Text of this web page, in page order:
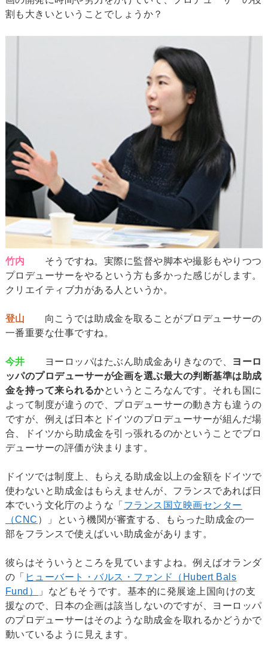
割も大きいということでしょうか？
竹内
そうですね。実際に監督や脚本や撮影もやりつつ
プロデューサーをやるという方も多かった感じがします。
クリエイティブ力がある人というか。
登山
向こうでは助成金を取ることがプロデューサーの
一番重要な仕事ですね。
今井 ヨーロッパはたぶん助成金ありきなので、 ヨーロ
ッパのプロデューサーが企画を選ぶ最大の判断基準は助成
金を持って来られるかというところなんです。それも国に
よって制度が違うので、プロデューサーの動き方も違うの
ですが、例えば日本とドイツのプロデューサーが組んだ場
合、ドイツから助成金を引っ張れるのかということでプロ
デューサーの評価が決まります。
ドイツでは制度上、もらえる助成金以上の金額をドイツで
使わないと助成金はもらえませんが、フランスであれば日
本でいう文化庁のような「 フランス国立映画センター
（CNC ）」という機関が審査する、もらった助成金の一
部をフランスで使えばいい助成金があります。
彼らはそういうところを見ていますよね。例えばオランダ
の「 ヒューバート・バルス・ファンド（Hubert Bals
Fund）
」などもそうです。基本的に発展途上国向けの支
援なので、日本の企画は該当しないのですが、ヨーロッパ
のプロデューサーはそのような助成金を取れるかどうかで
動いているように見えます。